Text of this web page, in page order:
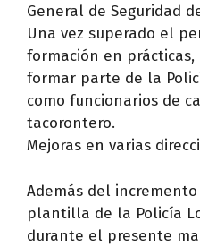
General de Seguridad
Una vez superado el
formación en
formar parte de la
como funcionarios de
tacorontero.
Mejoras en varias
Además del
plantilla de la Policía
durante el presente